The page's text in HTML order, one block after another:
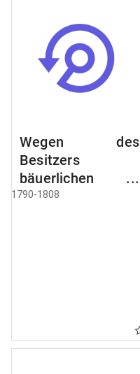
Wegen des
Besitzers
bäuerlichen
Grundstücke, den
1790-1808